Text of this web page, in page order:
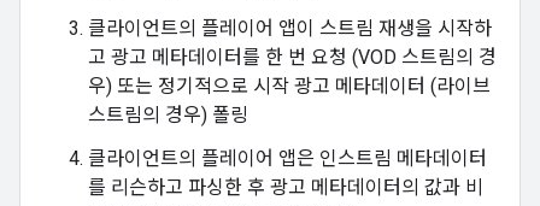
클라이언트의 플레이어 앱이 스트림 재생을 시작하
고 광고 메타데이터를 한 번 요청 (VOD 스트림의 경
우) 또는 정기적으로 시작 광고 메타데이터 (라이브
스트림의 경우) 폴링
클라이언트의 플레이어 앱은 인스트림 메타데이터
를 리슨하고 파싱한 후 광고 메타데이터의 값과 비